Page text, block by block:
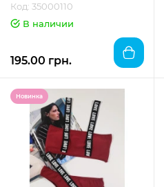
Код: 35000110
В наличии
195.00 грн.
Новинка